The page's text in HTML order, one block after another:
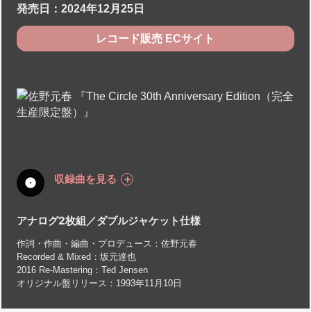
発売日：2024年12月25日
レコード販売 ECサイト
収録曲を見る
アナログ2枚組／ダブルジャケット仕様
作詞・作曲・編曲・プロデュース：佐野元春
Recorded & Mixed：坂元達也
2016 Re-Mastering：Ted Jensen
オリジナル盤リリース：1993年11月10日